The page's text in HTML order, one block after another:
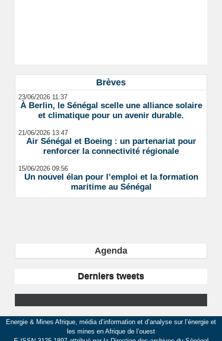
Brèves
23/06/2026 11:37
À Berlin, le Sénégal scelle une alliance solaire
et climatique pour un avenir durable.
21/06/2026 13:47
Air Sénégal et Boeing : un partenariat pour
renforcer la connectivité régionale
15/06/2026 09:56
Un nouvel élan pour l’emploi et la formation
maritime au Sénégal
Agenda
Derniers tweets
Energie & Mines Afrique, média d’information et d’analyse sur l’énergie et
les mines en Afrique de l’ouest